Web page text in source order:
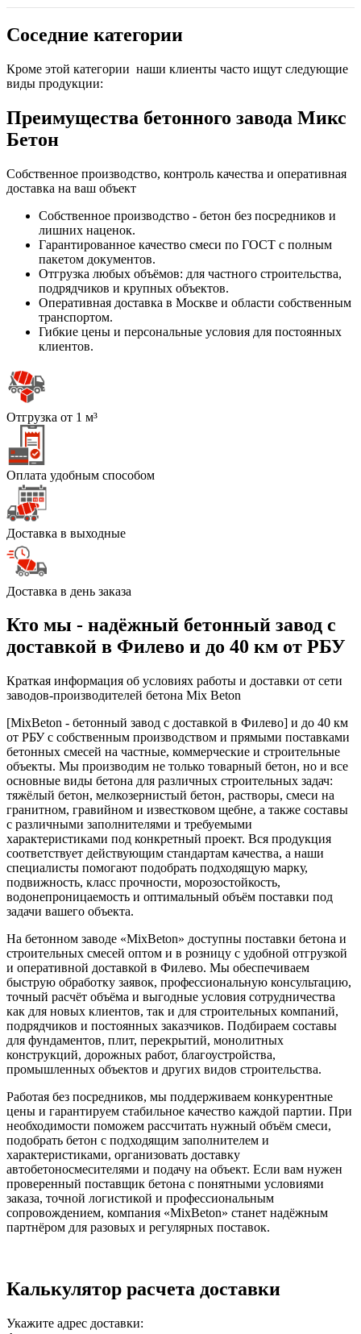
Соседние категории
Кроме этой категории наши клиенты часто ищут следующие
виды продукции:
Преимущества бетонного завода Микс
Бетон
Собственное производство, контроль качества и оперативная
доставка на ваш объект
Собственное производство - бетон без посредников и
лишних наценок.
Гарантированное качество смеси по ГОСТ с полным
пакетом документов.
Отгрузка любых объёмов: для частного строительства,
подрядчиков и крупных объектов.
Оперативная доставка в Москве и области собственным
транспортом.
Гибкие цены и персональные условия для постоянных
клиентов.
Отгрузка от 1 м³
Оплата удобным способом
Доставка в выходные
Доставка в день заказа
Кто мы - надёжный бетонный завод с
доставкой в Филево и до 40 км от РБУ
Краткая информация об условиях работы и доставки от сети
заводов-производителей бетона Mix Beton
[MixBeton - бетонный завод с доставкой в Филево] и до 40 км
от РБУ с собственным производством и прямыми поставками
бетонных смесей на частные, коммерческие и строительные
объекты. Мы производим не только товарный бетон, но и все
основные виды бетона для различных строительных задач:
тяжёлый бетон, мелкозернистый бетон, растворы, смеси на
гранитном, гравийном и известковом щебне, а также составы
с различными заполнителями и требуемыми
характеристиками под конкретный проект. Вся продукция
соответствует действующим стандартам качества, а наши
специалисты помогают подобрать подходящую марку,
подвижность, класс прочности, морозостойкость,
водонепроницаемость и оптимальный объём поставки под
задачи вашего объекта.
На бетонном заводе «MixBeton» доступны поставки бетона и
строительных смесей оптом и в розницу с удобной отгрузкой
и оперативной доставкой в Филево. Мы обеспечиваем
быструю обработку заявок, профессиональную консультацию,
точный расчёт объёма и выгодные условия сотрудничества
как для новых клиентов, так и для строительных компаний,
подрядчиков и постоянных заказчиков. Подбираем составы
для фундаментов, плит, перекрытий, монолитных
конструкций, дорожных работ, благоустройства,
промышленных объектов и других видов строительства.
Работая без посредников, мы поддерживаем конкурентные
цены и гарантируем стабильное качество каждой партии. При
необходимости поможем рассчитать нужный объём смеси,
подобрать бетон с подходящим заполнителем и
характеристиками, организовать доставку
автобетоносмесителями и подачу на объект. Если вам нужен
проверенный поставщик бетона с понятными условиями
заказа, точной логистикой и профессиональным
сопровождением, компания «MixBeton» станет надёжным
партнёром для разовых и регулярных поставок.
Калькулятор расчета доставки
Укажите адрес доставки: